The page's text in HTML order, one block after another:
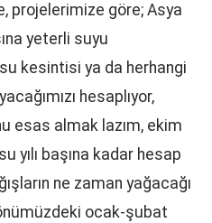
projelerimize göre; Asya
yeterli suyu
kesintisi ya da herhangi
hesaplıyor,
esas almak lazım, ekim
yılı başına kadar hesap
ne zaman yağacağı
ocak-şubat